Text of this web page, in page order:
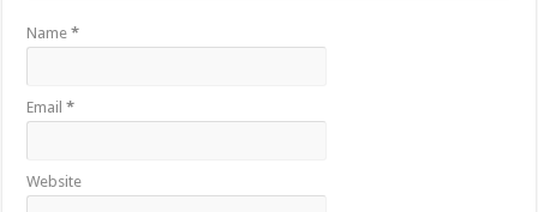
Name*
Email*
Website